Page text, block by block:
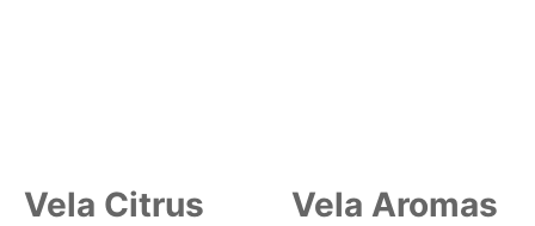
Vela Citrus
Vela Aromas